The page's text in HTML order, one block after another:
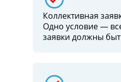
Коллективная
Одно условие —
заявки должны